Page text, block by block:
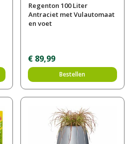
Regenton 100 Liter
Antraciet met Vulautomaat
en voet
€ 89,99
Bestellen